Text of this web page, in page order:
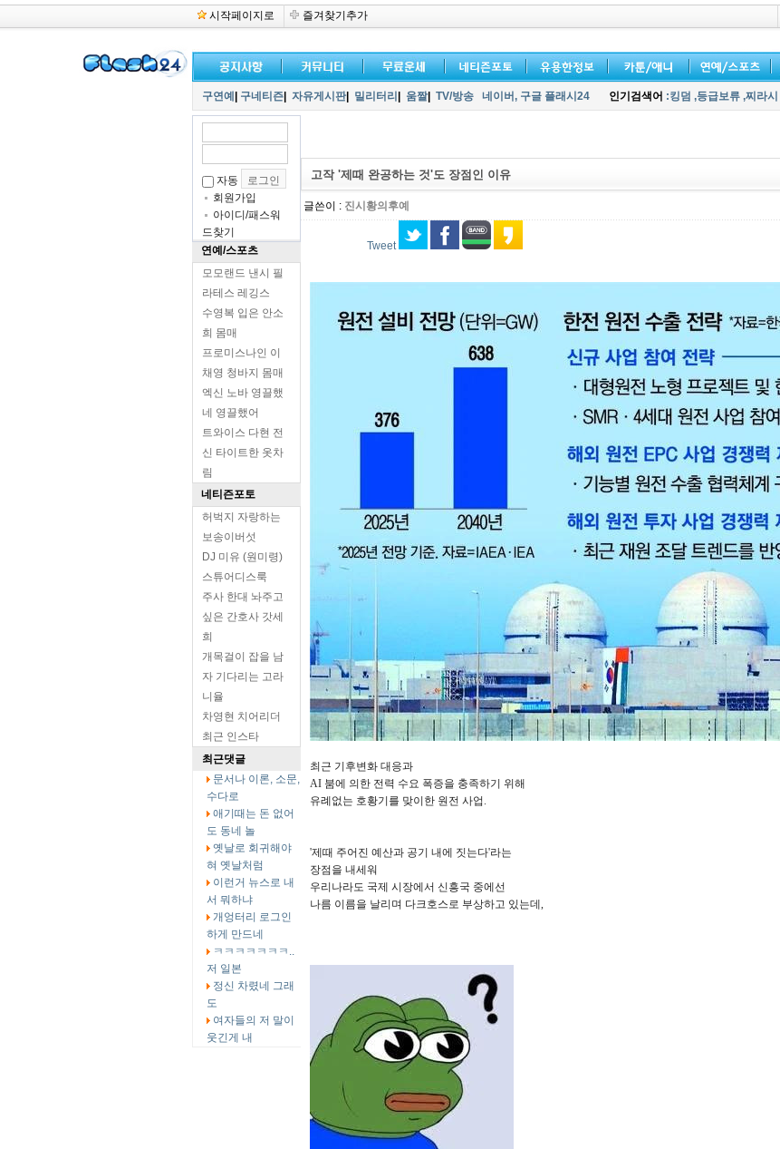
시작페이지로 즐겨찾기추가
구연예 구네티즌 자유게시판| 밀리터리 움짤| TV/방송 네이버, 구글 플래시24 인기검색어 :킹덤 ,등급보류 ,찌라시
자동
회원가입
아이디/패스워
드찾기
연예/스포츠
모모랜드 낸시 필
라테스 레깅스
수영복 입은 안소
희 몸매
프로미스나인 이
채영 청바지 몸매
엑신 노바 영끌했
네 영끌했어
트와이스 다현 전
신 타이트한 옷차
림
네티즌포토
허벅지 자랑하는
보송이버섯
DJ 미유 (원미령)
스튜어디스룩
주사 한대 놔주고
싶은 간호사 갓세
희
개목걸이 잡을 남
자 기다리는 고라
니율
차영현 치어리더
최근 인스타
최근댓글
문서나 이론, 소문,
수다로
애기때는 돈 없어
도 동네 놀
옛날로 회귀해야
혀 옛날처럼
이런거 뉴스로 내
서 뭐하냐
개엉터리 로그인
하게 만드네
ㅋㅋㅋㅋㅋㅋㅋ..
저 일본
정신 차렸네 그래
도
여자들의 저 말이
웃긴게 내
고작 '제때 완공하는 것'도 장점인 이유
글쓴이 : 진시황의후예
Tweet
최근 기후변화 대응과
AI 붐에 의한 전력 수요 폭증을 충족하기 위해
유례없는 호황기를 맞이한 원전 사업.
'제때 주어진 예산과 공기 내에 짓는다'라는
장점을 내세워
우리나라도 국제 시장에서 신흥국 중에선
나름 이름을 날리며 다크호스로 부상하고 있는데,